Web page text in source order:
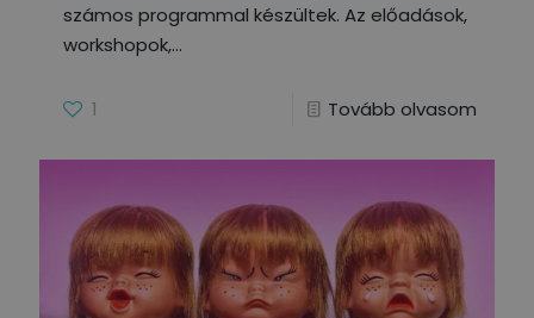
számos programmal készültek. Az előadások,
workshopok,
1 Tovább olvasom